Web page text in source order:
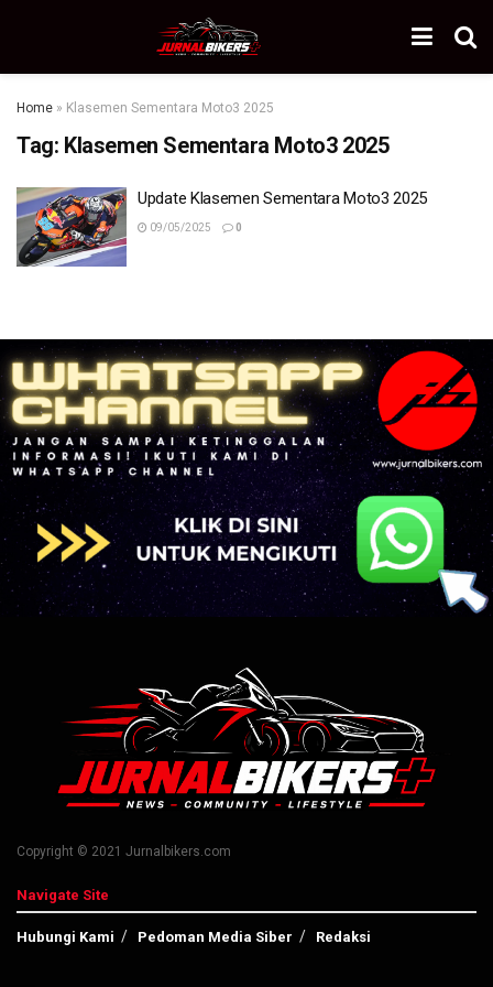
Home » Klasemen Sementara Moto3 2025
Tag: Klasemen Sementara Moto3 2025
Update Klasemen Sementara Moto3 2025
09/05/2025 0
Copyright © 2021 Jurnalbikers.com
Navigate Site
Hubungi Kami Pedoman Media Siber Redaksi